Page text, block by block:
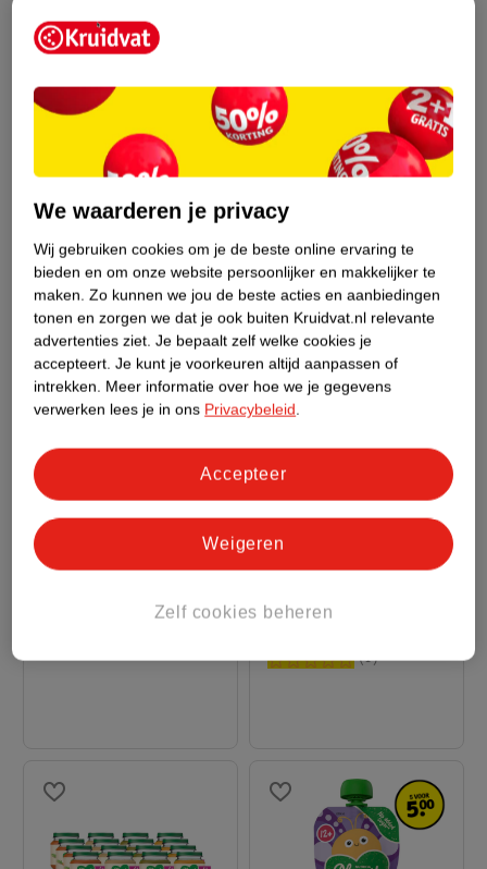
Olvarit 12+M Maaltijd
Variatiemenu
van 15.
00
Olvarit 8+M Fruit
Variatiemenu
van
17 15.
00
Olvarit Knijpzakjes
Olvarit 12+M Banaan
Kiwi Aardbei Knijpfruit
1
We waarderen je privacy
Wij gebruiken cookies om je de beste online ervaring te
bieden en om onze website persoonlijker en makkelijker te
maken. Zo kunnen we jou de beste acties en aanbiedingen
tonen en zorgen we dat je ook buiten Kruidvat.nl relevante
advertenties ziet. Je bepaalt zelf welke cookies je
accepteert. Je kunt je voorkeuren altijd aanpassen of
intrekken. Meer informatie over hoe we je gegevens
verwerken lees je in ons Privacybeleid.
Zelf cookies beheren
Weigeren
Accepteer